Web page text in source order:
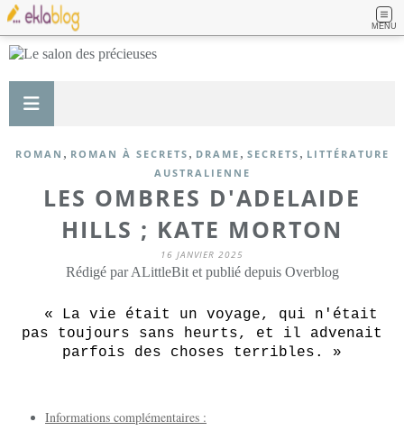
MENU
ROMAN , ROMAN À SECRETS , DRAME , SECRETS , LITTÉRATURE
AUSTRALIENNE
LES OMBRES D'ADELAIDE
HILLS ; KATE MORTON
16 JANVIER 2025
Rédigé par ALittleBit et publié depuis Overblog
« La vie était un voyage, qui n'était
pas toujours sans heurts, et il advenait
parfois des choses terribles. »
Informations complémentaires :